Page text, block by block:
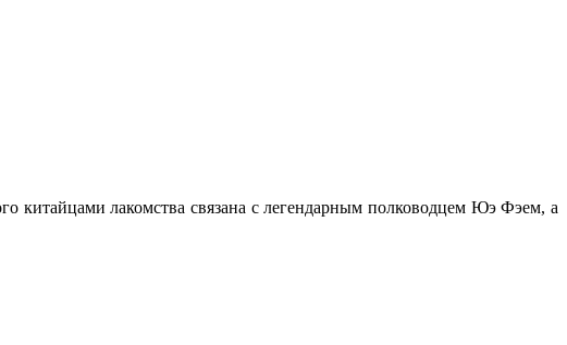
китайцами лакомства связана с легендарным полководцем Юэ Фэем, а